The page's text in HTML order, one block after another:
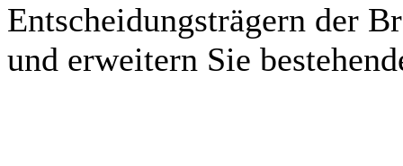
Entscheidungsträgern der
und erweitern Sie